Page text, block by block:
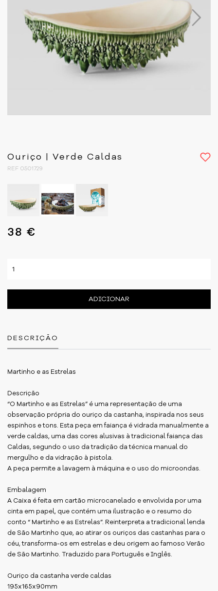
Next
Ouriço | Verde Caldas
REF 0501729
38 €
ADICIONAR
DESCRIÇÃO
Martinho e as Estrelas
Descrição
“O Martinho e as Estrelas” é uma representação de uma
observação própria do ouriço da castanha, inspirada nos seus
espinhos e tons. Esta peça em faiança é vidrada manualmente a
verde caldas, uma das cores alusivas à tradicional faiança das
Caldas, segundo o uso da tradição da técnica manual do
mergulho e da vidração à pistola.
A peça permite a lavagem à máquina e o uso do microondas.
Embalagem
A Caixa é feita em cartão microcanelado e envolvida por uma
cinta em papel, que contém uma ilustração e o resumo do
conto “ Martinho e as Estrelas”. Reinterpreta a tradicional lenda
de São Martinho que, ao atirar os ouriços das castanhas para o
céu, transforma-os em estrelas e deu origem ao famoso Verão
de São Martinho. Traduzido para Português e Inglês.
Ouriço da castanha verde caldas
195x165x90mm